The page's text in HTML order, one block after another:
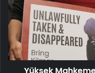
El
Salvador’a
gönderilen
göçmen
ABD’ye
geri
getirilmeliYüksek